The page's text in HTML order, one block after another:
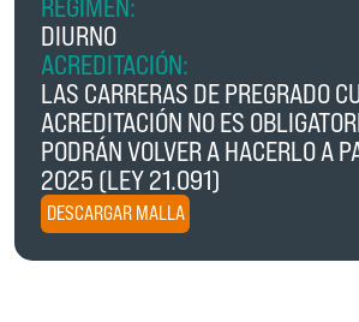
DIURNO
ACREDITACIÓN:
LAS CARRERAS DE PREGRADO
ACREDITACIÓN NO ES
PODRÁN VOLVER A HACERLO A
2025 (LEY 21.091)
DESCARGAR MALLA